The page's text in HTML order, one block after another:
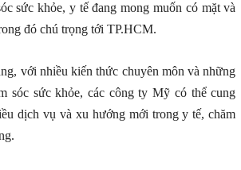
sức khỏe, y tế đang mong muốn có mặt và
đó chú trọng tới TP.HCM.
với nhiều kiến thức chuyên môn và những
sóc sức khỏe, các công ty Mỹ có thể cung
dịch vụ và xu hướng mới trong y tế, chăm